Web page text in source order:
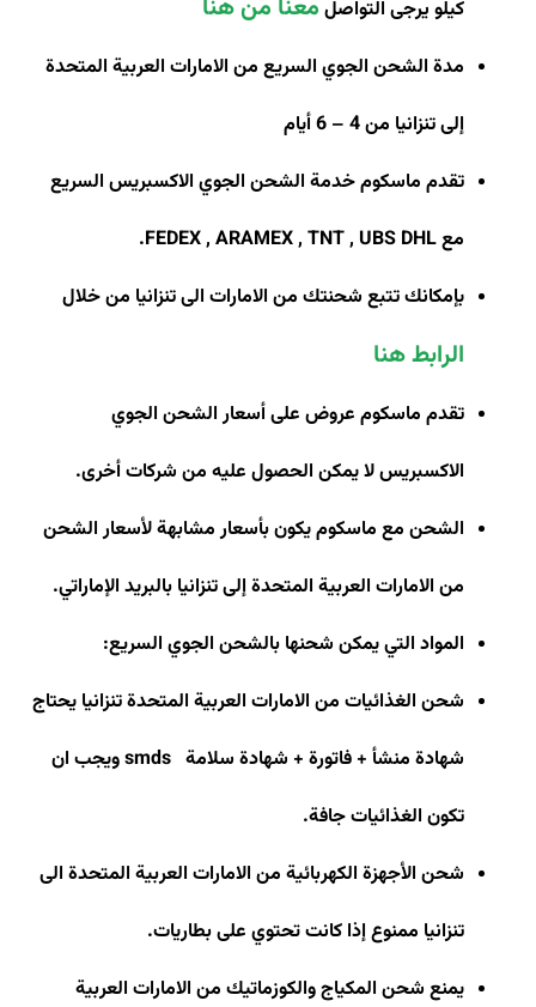
كيلو يرجى التواصل معنا من هنا
مدة الشحن الجوي السريع من الامارات العربية المتحدة
إلى تنزانيا من 4 – 6 أيام
تقدم ماسكوم خدمة الشحن الجوي الاكسبريس السريع
معFEDEX , ARAMEX , TNT , UBS DHL
.
بإمكانك تتبع شحنتك من الامارات الى تنزانيا من خلال
الرابط هنا
تقدم ماسكوم عروض على أسعار الشحن الجوي
الاكسبريس لا يمكن الحصول عليه من شركات أخرى.
الشحن مع ماسكوم يكون بأسعار مشابهة لأسعار الشحن
من الامارات العربية المتحدة إلى تنزانيا بالبريد الإماراتي.
المواد التي يمكن شحنها بالشحن الجوي السريع:
شحن الغذائيات من الامارات العربية المتحدة تنزانيا يحتاج
شهادة منشأ + فاتورة + شهادة سلامة
ويجب ان
تكون الغذائيات جافة.
شحن الأجهزة الكهربائية من الامارات العربية المتحدة الى
تنزانيا ممنوع إذا كانت تحتوي على بطاريات.
يمنع شحن المكياج والكوزماتيك من الامارات العربية